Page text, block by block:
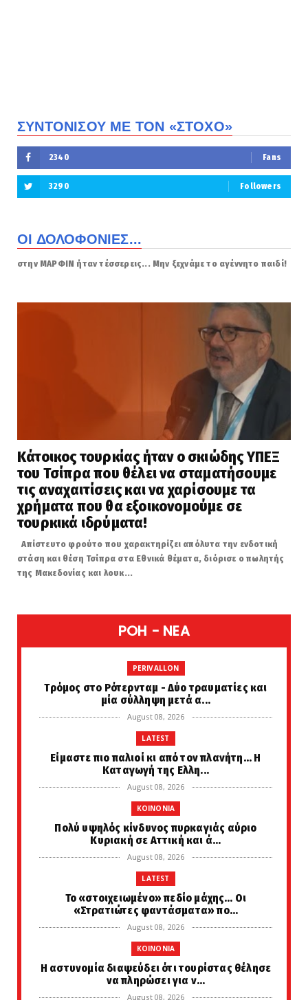
ΣΥΝΤΟΝΙΣΟΥ ΜΕ ΤΟΝ «ΣΤΟΧΟ»
2340 Fans
3290 Followers
ΟΙ ΔΟΛΟΦΟΝΙΕΣ...
στην ΜΑΡΦΙΝ ήταν τέσσερεις... Μην ξεχνάμε το αγέννητο παιδί!
Κάτοικος τουρκίας ήταν ο σκιώδης ΥΠΕΞ
του Τσίπρα που θέλει να σταματήσουμε
τις αναχαιτίσεις και να χαρίσουμε τα
χρήματα που θα εξοικονομούμε σε
τουρκικά ιδρύματα!
Απίστευτο φρούτο που χαρακτηρίζει απόλυτα την ενδοτική
στάση και θέση Τσίπρα στα Εθνικά θέματα, διόρισε ο πωλητής
της Μακεδονίας και λουκ...
POH - NEA
PERIVALLON
Tρόμος στο Ρότερνταμ - Δύο τραυματίες και
μία σύλληψη μετά α...
August 08, 2026
LATEST
Είμαστε πιο παλιοί κι από τον πλανήτη... Η
Καταγωγή της Ελλη...
August 08, 2026
KOINONIA
Πολύ υψηλός κίνδυνος πυρκαγιάς αύριο
Κυριακή σε Αττική και ά...
August 08, 2026
LATEST
Το «στοιχειωμένο» πεδίο μάχης… Οι
«Στρατιώτες φαντάσματα» πο...
August 08, 2026
KOINONIA
Η αστυνομία διαψεύδει ότι τουρίστας θέλησε
να πληρώσει για ν...
August 08, 2026